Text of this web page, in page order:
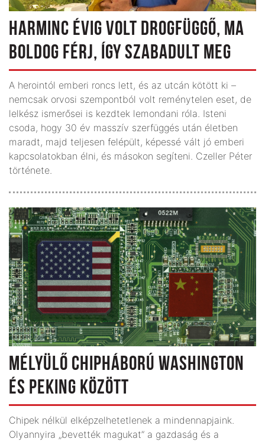
HARMINC ÉVIG VOLT DROGFÜGGŐ, MA
BOLDOG FÉRJ, ÍGY SZABADULT MEG
A herointól emberi roncs lett, és az utcán kötött ki –
nemcsak orvosi szempontból volt reménytelen eset, de
lelkész ismerősei is kezdtek lemondani róla. Isteni
csoda, hogy 30 év masszív szer­­függés után életben
ma­radt, majd teljesen felépült, képessé vált jó emberi
kap­csolatokban élni, és másokon segíteni. Czeller Péter
története.
MÉLYÜLŐ CHIPHÁBORÚ WASHINGTON
ÉS PEKING KÖZÖTT
Chipek nélkül elképzelhetetlenek a mindennapjaink.
Olyannyira „bevették magukat” a gazdaság és a